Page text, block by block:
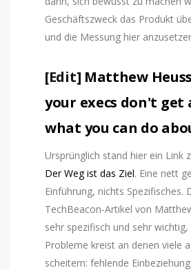
Geschäftszweck das Produkt
und die Messung hier
[Edit] Matthew
your execs don't get
what you can do
Ursprünglich stand hier ein Link
Der Weg ist das Ziel. Eine nett
Einführung, nichts Spezifisches.
TechBeacon-Artikel von
sehr spezifisch und sehr
Probleme kreist an denen viele
scheitern: fehlende